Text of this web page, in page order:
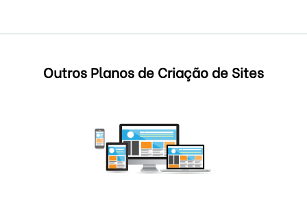
Outros Planos de Criação de Sites